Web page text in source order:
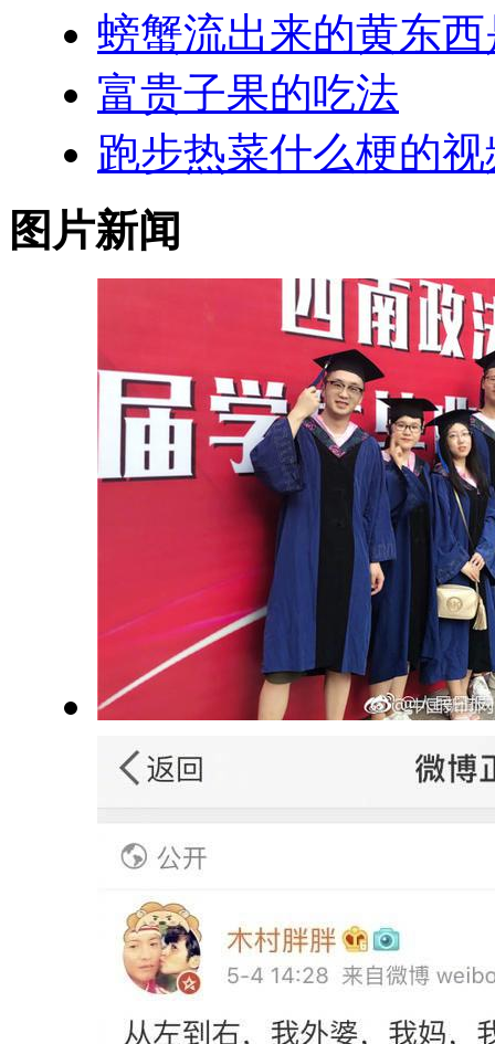
螃蟹流出来的黄东
富贵子果的吃法
跑步热菜什么梗的视
图片新闻